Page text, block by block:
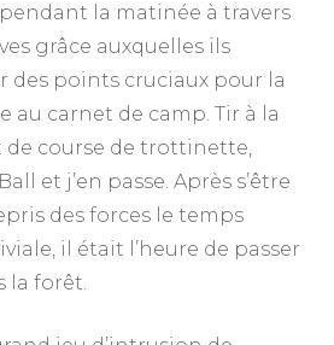
la matinée à travers
grâce auxquelles ils
des points cruciaux pour la
au carnet de camp. Tir à la
de course de trottinette,
et j’en passe. Après s’être
des forces le temps
il était l’heure de passer
la forêt.